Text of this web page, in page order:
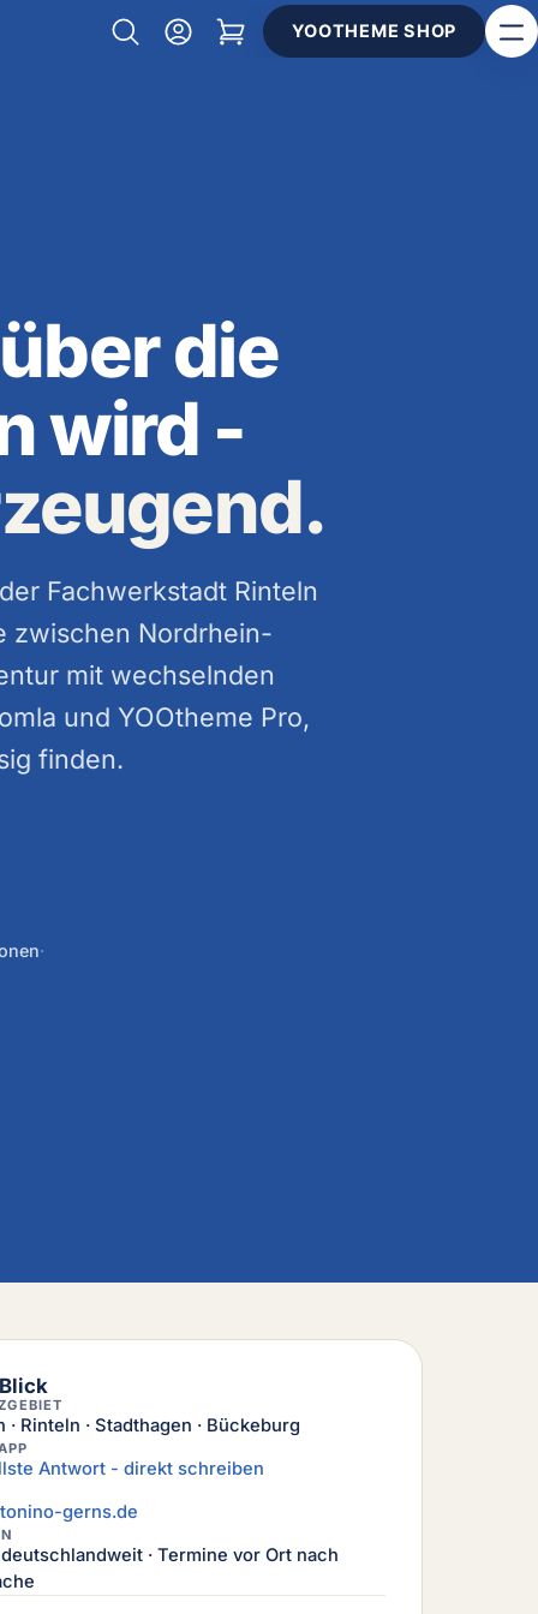
YOOTHEME SHOP
die
wird -
Fachwerkstadt Rinteln
zwischen Nordrhein-
mit wechselnden
und YOOtheme Pro,
finden.
·
· Rinteln · Stadthagen · Bückeburg
Antwort - direkt schreiben
gerns.de
· Termine vor Ort nach